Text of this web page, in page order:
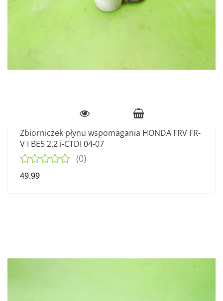
Zbiorniczek płynu wspomagania HONDA FRV FR-
V I BE5 2.2 i-CTDI 04-07
(0)
49.99